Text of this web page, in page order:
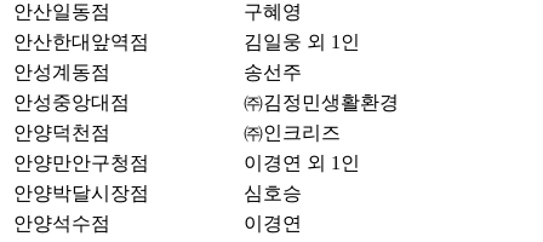
안산일동점
구혜영
안산한대앞역점
김일웅 외 1인
안성계동점
송선주
안성중앙대점
㈜김정민생활환경
안양덕천점
㈜인크리즈
안양만안구청점
이경연 외 1인
안양박달시장점
심호승
안양석수점
이경연